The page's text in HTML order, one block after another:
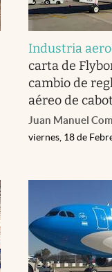
Industria
carta de
cambio de
aéreo de
Juan Manuel
viernes, 18 de